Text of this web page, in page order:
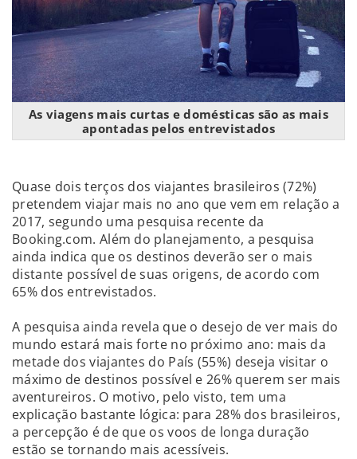
As viagens mais curtas e domésticas são as mais
apontadas pelos entrevistados
Quase dois terços dos viajantes brasileiros (72%)
pretendem viajar mais no ano que vem em relação a
2017, segundo uma pesquisa recente da
Booking.com. Além do planejamento, a pesquisa
ainda indica que os destinos deverão ser o mais
distante possível de suas origens, de acordo com
65% dos entrevistados.
A pesquisa ainda revela que o desejo de ver mais do
mundo estará mais forte no próximo ano: mais da
metade dos viajantes do País (55%) deseja visitar o
máximo de destinos possível e 26% querem ser mais
aventureiros. O motivo, pelo visto, tem uma
explicação bastante lógica: para 28% dos brasileiros,
a percepção é de que os voos de longa duração
estão se tornando mais acessíveis.